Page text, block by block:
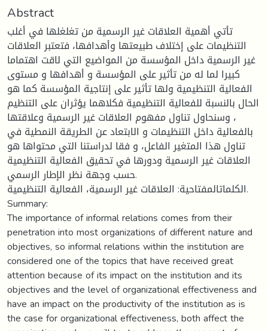
Abstract
تأتي أهمية العلاقات غير الرسمية من تغلغلها في أغلب
التنظيمات على إختلاف طبيعتها وأهدافها، فتعتبر العلاقات
غير الرسمية داخل المؤسسة من المواضيع التي لاقت اهتماما
كبيرا لما له من تأثير على المؤسسة و أهدافها و مستوى
الفعالية التنظيمية ولها تأثير على إنتاجية المؤسسة كما هو
الحال بالنسبة للفعالية التنظيمية فكلاهما يؤثران على التنظيم
، وسنحاول تناول مفهوم العلاقات غير الرسمية وعلاقتها
بالفعالية داخل التنظيمات و الابتعاد عن الطريقة النمطية في
تناول هذا المتغير الفاعل، و فقا لدراستنا التي محتواها هو
العلاقات غير الرسمية ودورها في تحقيق الفعالية التنظيمية
حسب وجهة نظر الإطار الرسمي.
الكلماتالمفتاحية: العلاقات غير الرسمية، الفعالية التنظيمية.
Summary:
The importance of informal relations comes from their
penetration into most organizations of different nature and
objectives, so informal relations within the institution are
considered one of the topics that have received great
attention because of its impact on the institution and its
objectives and the level of organizational effectiveness and
have an impact on the productivity of the institution as is
the case for organizational effectiveness, both affect the